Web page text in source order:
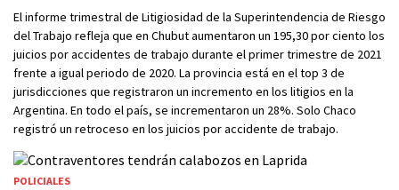
El informe trimestral de Litigiosidad de la Superintendencia de Riesgo
del Trabajo refleja que en Chubut aumentaron un 195,30 por ciento los
juicios por accidentes de trabajo durante el primer trimestre de 2021
frente a igual periodo de 2020. La provincia está en el top 3 de
jurisdicciones que registraron un incremento en los litigios en la
Argentina. En todo el país, se incrementaron un 28%. Solo Chaco
registró un retroceso en los juicios por accidente de trabajo.
POLICIALES